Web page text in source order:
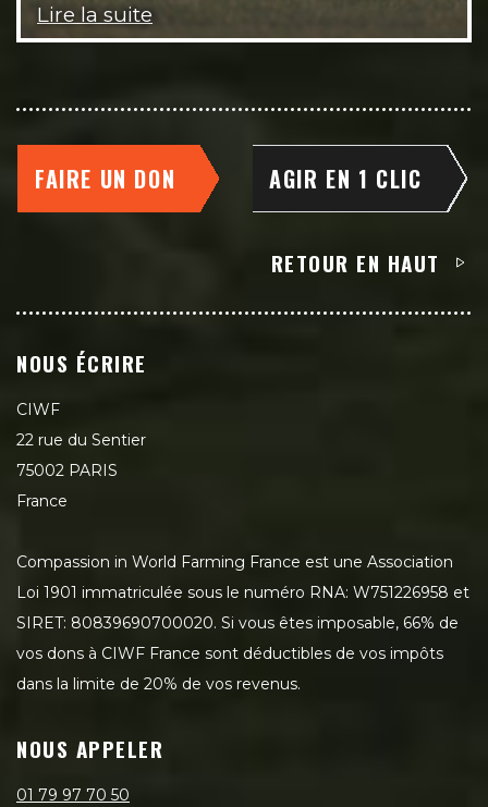
Lire la suite
FAIRE UN DON AGIR EN 1 CLIC
RETOUR EN HAUT
NOUS ÉCRIRE
CIWF
22 rue du Sentier
75002 PARIS
France
Compassion in World Farming France est une Association
Loi 1901 immatriculée sous le numéro RNA: W751226958 et
SIRET: 80839690700020. Si vous êtes imposable, 66% de
vos dons à CIWF France sont déductibles de vos impôts
dans la limite de 20% de vos revenus.
NOUS APPELER
01 79 97 70 50